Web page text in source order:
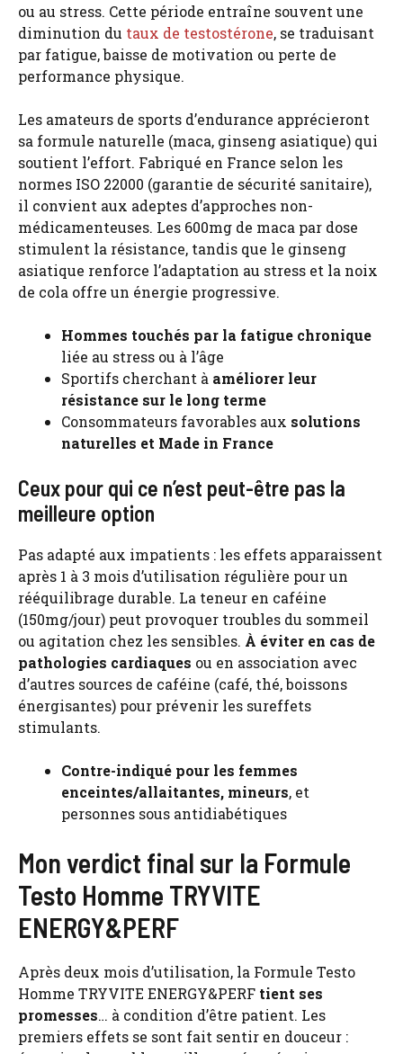
ou au stress. Cette période entraîne souvent une
diminution du taux de testostérone, se traduisant
par fatigue, baisse de motivation ou perte de
performance physique.
Les amateurs de sports d’endurance apprécieront
sa formule naturelle (maca, ginseng asiatique) qui
soutient l’effort. Fabriqué en France selon les
normes ISO 22000 (garantie de sécurité sanitaire),
il convient aux adeptes d’approches non-
médicamenteuses. Les 600mg de maca par dose
stimulent la résistance, tandis que le ginseng
asiatique renforce l’adaptation au stress et la noix
de cola offre un énergie progressive.
Hommes touchés par la fatigue chronique
liée au stress ou à l’âge
Sportifs cherchant à améliorer leur
résistance sur le long terme
Consommateurs favorables aux solutions
naturelles et Made in France
Ceux pour qui ce n’est peut-être pas la
meilleure option
Pas adapté aux impatients : les effets apparaissent
après 1 à 3 mois d’utilisation régulière pour un
rééquilibrage durable. La teneur en caféine
(150mg/jour) peut provoquer troubles du sommeil
ou agitation chez les sensibles. À éviter en cas de
pathologies cardiaques ou en association avec
d’autres sources de caféine (café, thé, boissons
énergisantes) pour prévenir les sureffets
stimulants.
Contre-indiqué pour les femmes
enceintes/allaitantes, mineurs, et
personnes sous antidiabétiques
Mon verdict final sur la Formule
Testo Homme TRYVITE
ENERGY&PERF
Après deux mois d’utilisation, la Formule Testo
Homme TRYVITE ENERGY&PERF tient ses
promesses… à condition d’être patient. Les
premiers effets se sont fait sentir en douceur :